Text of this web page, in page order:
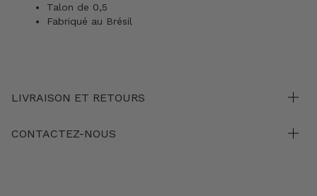
Talon de 0,5
Fabriqué au Brésil
LIVRAISON ET RETOURS
CONTACTEZ-NOUS